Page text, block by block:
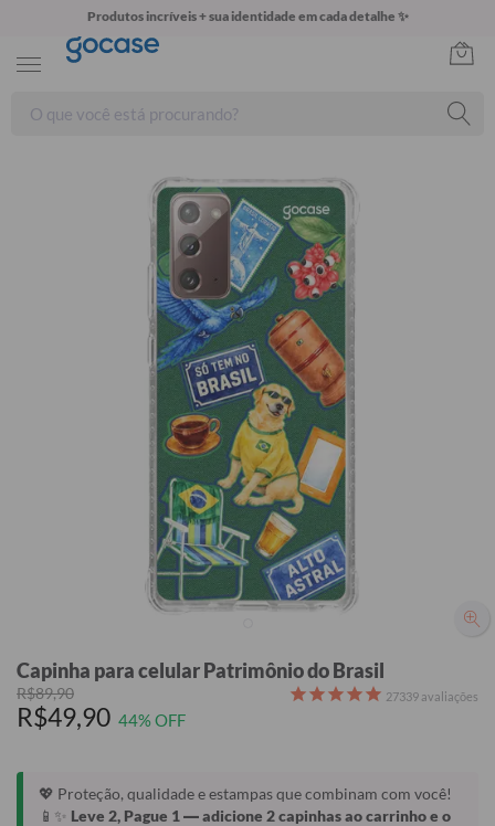
Produtos incríveis + sua identidade em cada detalhe ✨
Capinha para celular Patrimônio do Brasil
R$89,90
R$49,90 44% OFF
27339 avaliações
💖 Proteção, qualidade e estampas que combinam com você!
📱✨ Leve 2, Pague 1— adicione 2 capinhas ao carrinho e o